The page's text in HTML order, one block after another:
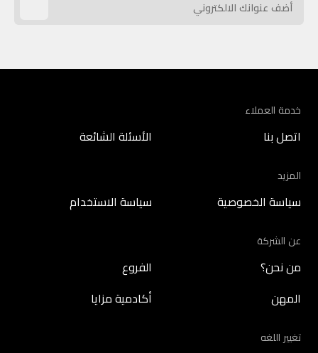
خدمة العملاء
اتصل بنا الأسئلة الشائعة
المزيد
سياسة الخصوصية سياسة الاستخدام
عن الشركة
من نحن؟ الفروع
المهن أكادمية مزايا
تغيير اللغه